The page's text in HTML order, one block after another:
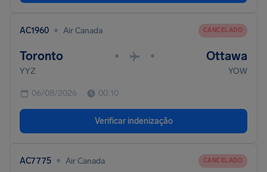
AC1960 • Air Canada CANCELADO
Toronto • • Ottawa
YYZ YOW
06/08/2026 00:10
Verificar indenização
AC7775 • Air Canada CANCELADO